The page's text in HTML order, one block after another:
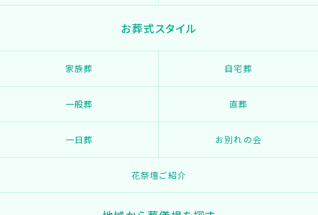
お葬式スタイル
家族葬 自宅葬
一般葬 直葬
一日葬 お別れの会
花祭壇ご紹介